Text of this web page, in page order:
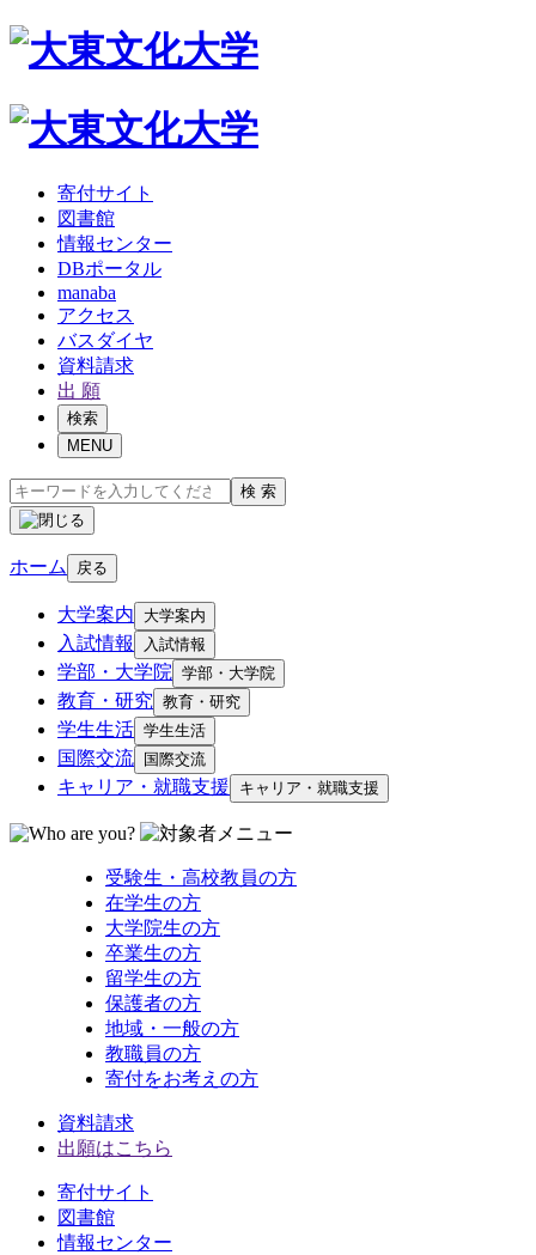
寄付サイト
図書館
情報センター
DBポータル
manaba
アクセス
バスダイヤ
資料請求
出 願
検索
MENU
検 索
ホーム 戻る
大学案内 大学案内
入試情報 入試情報
学部・大学院 学部・大学院
教育・研究 教育・研究
学生生活 学生生活
国際交流 国際交流
キャリア・就職支援 キャリア・就職支援
受験生・高校教員の方
在学生の方
大学院生の方
卒業生の方
留学生の方
保護者の方
地域・一般の方
教職員の方
寄付をお考えの方
資料請求
出願はこちら
寄付サイト
図書館
情報センター